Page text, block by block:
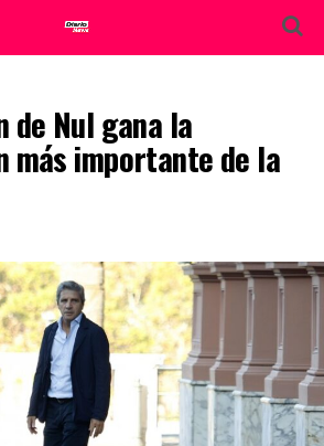
de Nul gana la
más importante de la